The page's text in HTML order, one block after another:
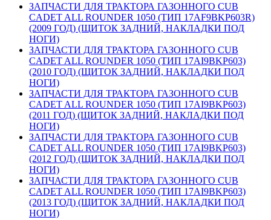
ЗАПЧАСТИ ДЛЯ ТРАКТОРА ГАЗОННОГО CUB
CADET ALL ROUNDER 1050 (ТИП 17AF9BKP603R)
(2009 ГОД) (ЩИТОК ЗАДНИЙ, НАКЛАДКИ ПОД
НОГИ)
ЗАПЧАСТИ ДЛЯ ТРАКТОРА ГАЗОННОГО CUB
CADET ALL ROUNDER 1050 (ТИП 17AI9BKP603)
(2010 ГОД) (ЩИТОК ЗАДНИЙ, НАКЛАДКИ ПОД
НОГИ)
ЗАПЧАСТИ ДЛЯ ТРАКТОРА ГАЗОННОГО CUB
CADET ALL ROUNDER 1050 (ТИП 17AI9BKP603)
(2011 ГОД) (ЩИТОК ЗАДНИЙ, НАКЛАДКИ ПОД
НОГИ)
ЗАПЧАСТИ ДЛЯ ТРАКТОРА ГАЗОННОГО CUB
CADET ALL ROUNDER 1050 (ТИП 17AI9BKP603)
(2012 ГОД) (ЩИТОК ЗАДНИЙ, НАКЛАДКИ ПОД
НОГИ)
ЗАПЧАСТИ ДЛЯ ТРАКТОРА ГАЗОННОГО CUB
CADET ALL ROUNDER 1050 (ТИП 17AI9BKP603)
(2013 ГОД) (ЩИТОК ЗАДНИЙ, НАКЛАДКИ ПОД
НОГИ)